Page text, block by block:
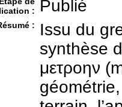
:
Publié
:
Issu du
synthèse
μετροην